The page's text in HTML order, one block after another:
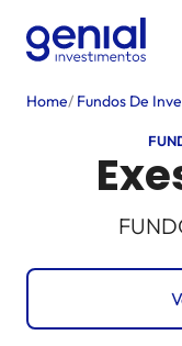
Home/ Fundos De